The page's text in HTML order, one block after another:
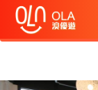
領取每日優惠券
查看`我的優惠記錄`